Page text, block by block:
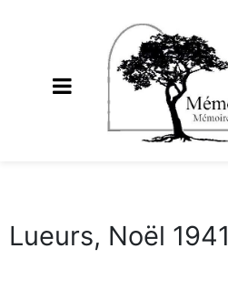
Lueurs, Noël 1941